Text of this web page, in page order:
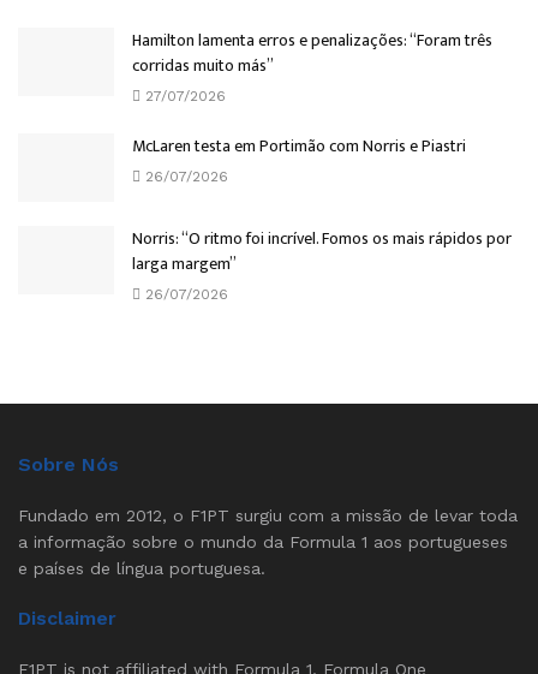
Hamilton lamenta erros e penalizações: “Foram três
corridas muito más”
27/07/2026
McLaren testa em Portimão com Norris e Piastri
26/07/2026
Norris: “O ritmo foi incrível. Fomos os mais rápidos por
larga margem”
26/07/2026
Sobre Nós
Fundado em 2012, o F1PT surgiu com a missão de levar toda
a informação sobre o mundo da Formula 1 aos portugueses
e países de língua portuguesa.
Disclaimer
F1PT is not affiliated with Formula 1, Formula One